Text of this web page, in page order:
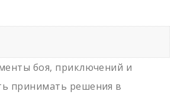
боя, приключений и
принимать решения в